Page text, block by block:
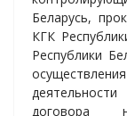
Беларусь,
КГК
Республики
договора